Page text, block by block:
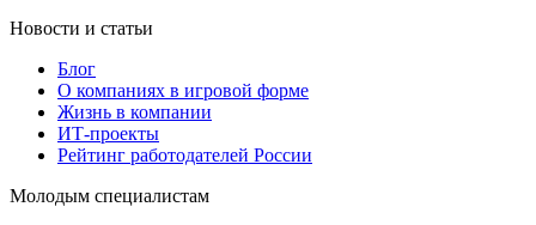
Новости и статьи
Блог
О компаниях в игровой форме
Жизнь в компании
ИТ-проекты
Рейтинг работодателей России
Молодым специалистам